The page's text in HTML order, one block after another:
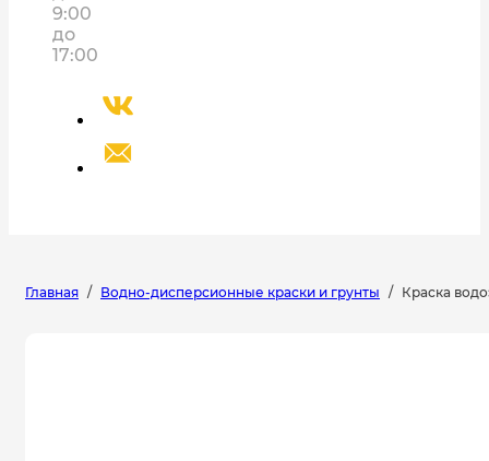
9:00
до
17:00
Главная / Водно-дисперсионные краски и грунты / Краска